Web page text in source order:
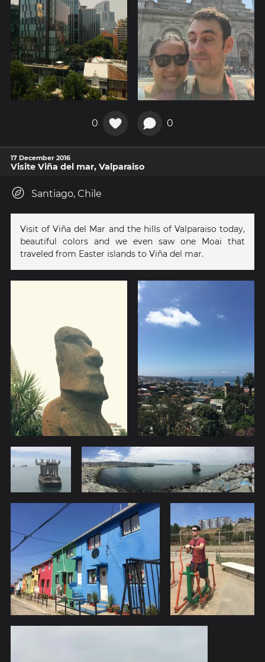
0 0
17 December 2016
Visite Viña del mar, Valparaiso
Santiago, Chile
Visit of Viña del Mar and the hills of Valparaiso today,
beautiful colors and we even saw one Moai that
traveled from Easter islands to Viña del mar.